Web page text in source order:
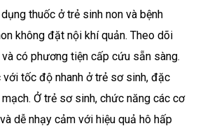
thuốc ở trẻ sinh non và bệnh
không đặt nội khí quản. Theo dõi
có phương tiện cấp cứu sẵn sàng.
với tốc độ nhanh ở trẻ sơ sinh, đặc
Ở trẻ sơ sinh, chức năng các cơ
dễ nhạy cảm với hiệu quả hô hấp